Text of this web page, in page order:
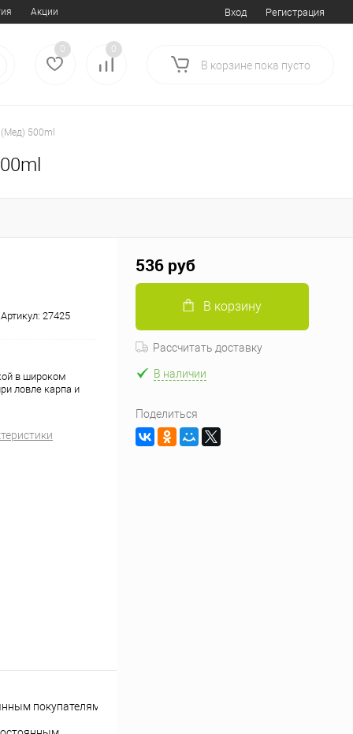
Акции Вход Регистрация
0 0
В корзине пока пусто
500ml
Артикул: 27425
в широком
ловле карпа и
536 руб
В корзину
Рассчитать доставку
В наличии
Поделиться